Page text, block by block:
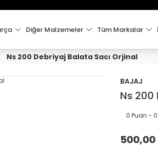
TL VE ÜZERİ KARGO ÜCRETSİZ !
Diğer Malzemeler Tüm Markalar
Ns 200 Debriyaj Balata Sacı Orjinal
BAJAJ
Ns 200
0 Puan -
500,00